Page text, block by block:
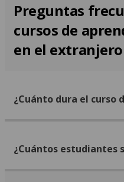
Preguntas
cursos de
en el extranjero
¿Cuánto dura el curso
¿Cuántos estudiantes